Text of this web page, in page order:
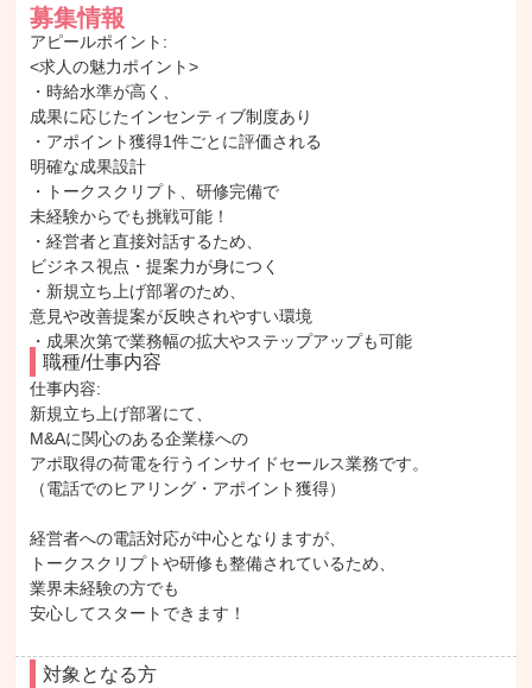
募集情報
アピールポイント:
<求人の魅力ポイント>
・時給水準が高く、
成果に応じたインセンティブ制度あり
・アポイント獲得1件ごとに評価される
明確な成果設計
・トークスクリプト、研修完備で
未経験からでも挑戦可能！
・経営者と直接対話するため、
ビジネス視点・提案力が身につく
・新規立ち上げ部署のため、
意見や改善提案が反映されやすい環境
・成果次第で業務幅の拡大やステップアップも可能
職種/仕事内容
仕事内容:
新規立ち上げ部署にて、
M&Aに関心のある企業様への
アポ取得の荷電を行うインサイドセールス業務です。
（電話でのヒアリング・アポイント獲得）
経営者への電話対応が中心となりますが、
トークスクリプトや研修も整備されているため、
業界未経験の方でも
安心してスタートできます！
対象となる方